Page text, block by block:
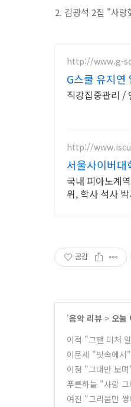
김광석 2집 "사랑
http://www.g-
G스쿨 유지연
직강집중관리 /
http://
서울사이버대
국내 피아노계
위, 학사 석사
공감
'음악 리뷰 > 오늘
이적 "그땐 미처
이문세 "빗속에
이정 "그대만 보
푸른하늘 "사랑
여진 "그리움만